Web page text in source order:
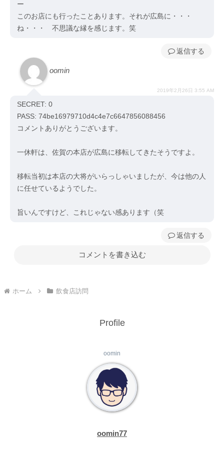
ー
このお店にも行ったことあります。それが広島に・・・
ね・・・ 不思議な縁を感じます。笑
返信
oomin
2019年2月26日 3:55 AM
SECRET: 0
PASS: 74be16979710d4c4e7c6647856088456
コメントありがとうございます。
一休軒は、佐賀の本店が広島に移転してきたそうですよ。
移転当初は本店の大将がいらっしゃいましたが、今は他の人
に任せているようでした。
旨いんですけど、これじゃない感あります（笑
返信
コメントを書き込む
ホーム 飲食店訪問
Profile
oomin
oomin77